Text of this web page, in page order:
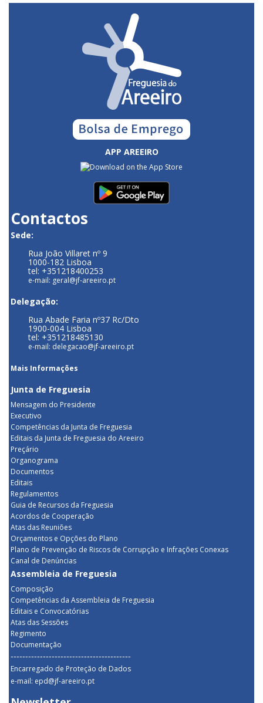
APP AREEIRO
Contactos
Sede:
Rua João Villaret nº 9
1000-182 Lisboa
tel: +351218400253
e-mail: geral@jf-areeiro.pt
Delegação:
Rua Abade Faria nº37 Rc/Dto
1900-004 Lisboa
tel: +351218485130
e-mail: delegacao@jf-areeiro.pt
Mais Informações
Junta de Freguesia
Mensagem do Presidente
Executivo
Competências da Junta de Freguesia
Editais da Junta de Freguesia do Areeiro
Preçário
Organograma
Documentos
Editais
Regulamentos
Guia de Recursos da Freguesia
Acordos de Cooperação
Atas das Reuniões
Orçamentos e Opções do Plano
Plano de Prevenção de Riscos de Corrupção e Infrações Conexas
Canal de Denúncias
Assembleia de Freguesia
Composição
Competências da Assembleia de Freguesia
Editais e Convocatórias
Atas das Sessões
Regimento
Documentação
-----------------------------------------
Encarregado de Proteção de Dados
e-mail: epd@jf-areeiro.pt